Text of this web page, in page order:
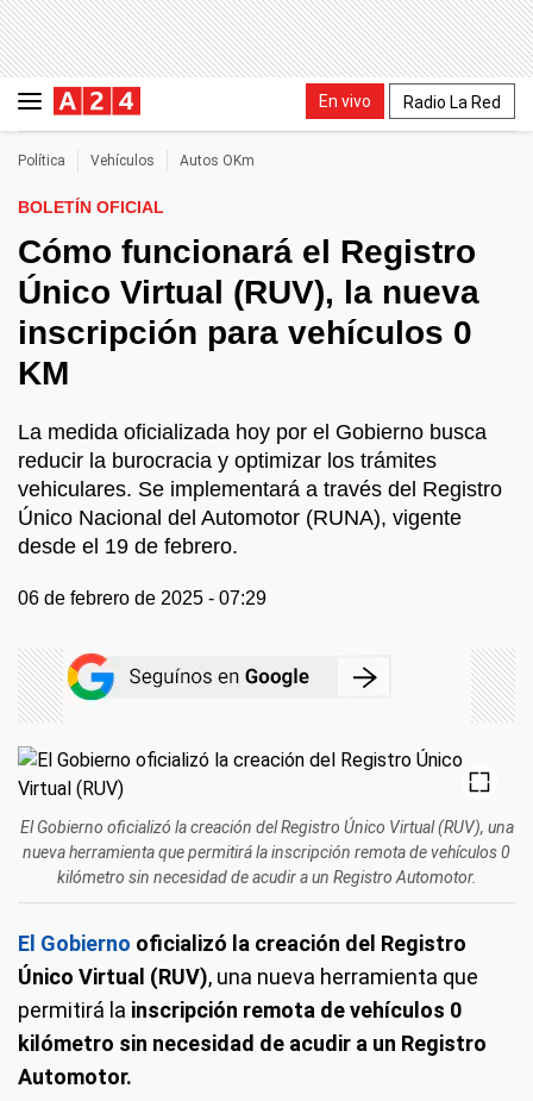
En vivo Radio La Red
Política Vehículos Autos OKm
BOLETÍN OFICIAL
Cómo funcionará el Registro
Único Virtual (RUV), la nueva
inscripción para vehículos 0
KM
La medida oficializada hoy por el Gobierno busca
reducir la burocracia y optimizar los trámites
vehiculares. Se implementará a través del Registro
Único Nacional del Automotor (RUNA), vigente
desde el 19 de febrero.
06 de febrero de 2025 - 07:29
El Gobierno oficializó la creación del Registro Único Virtual (RUV), una
nueva herramienta que permitirá la inscripción remota de vehículos 0
kilómetro sin necesidad de acudir a un Registro Automotor.
El Gobierno oficializó la creación del Registro
Único Virtual (RUV), una nueva herramienta que
permitirá la inscripción remota de vehículos 0
kilómetro sin necesidad de acudir a un Registro
Automotor.